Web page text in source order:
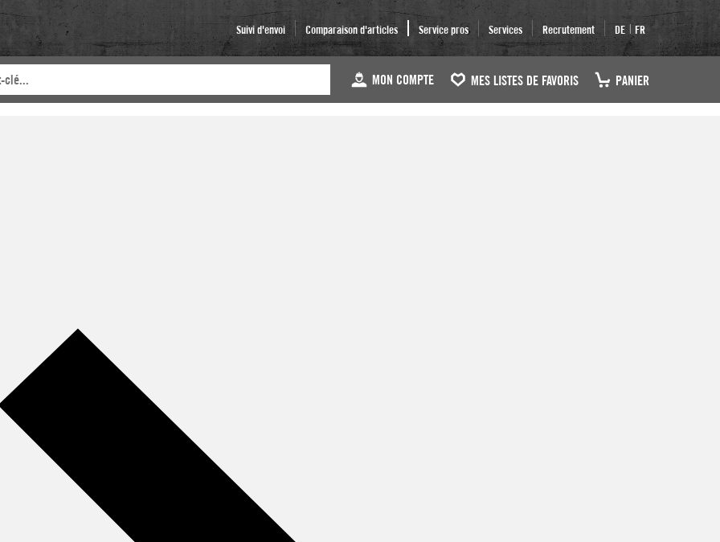
Suivi d'envoi Comparaison d'articles Service pros Services Recrutement DE | FR
MON COMPTE MES LISTES DE FAVORIS PANIER